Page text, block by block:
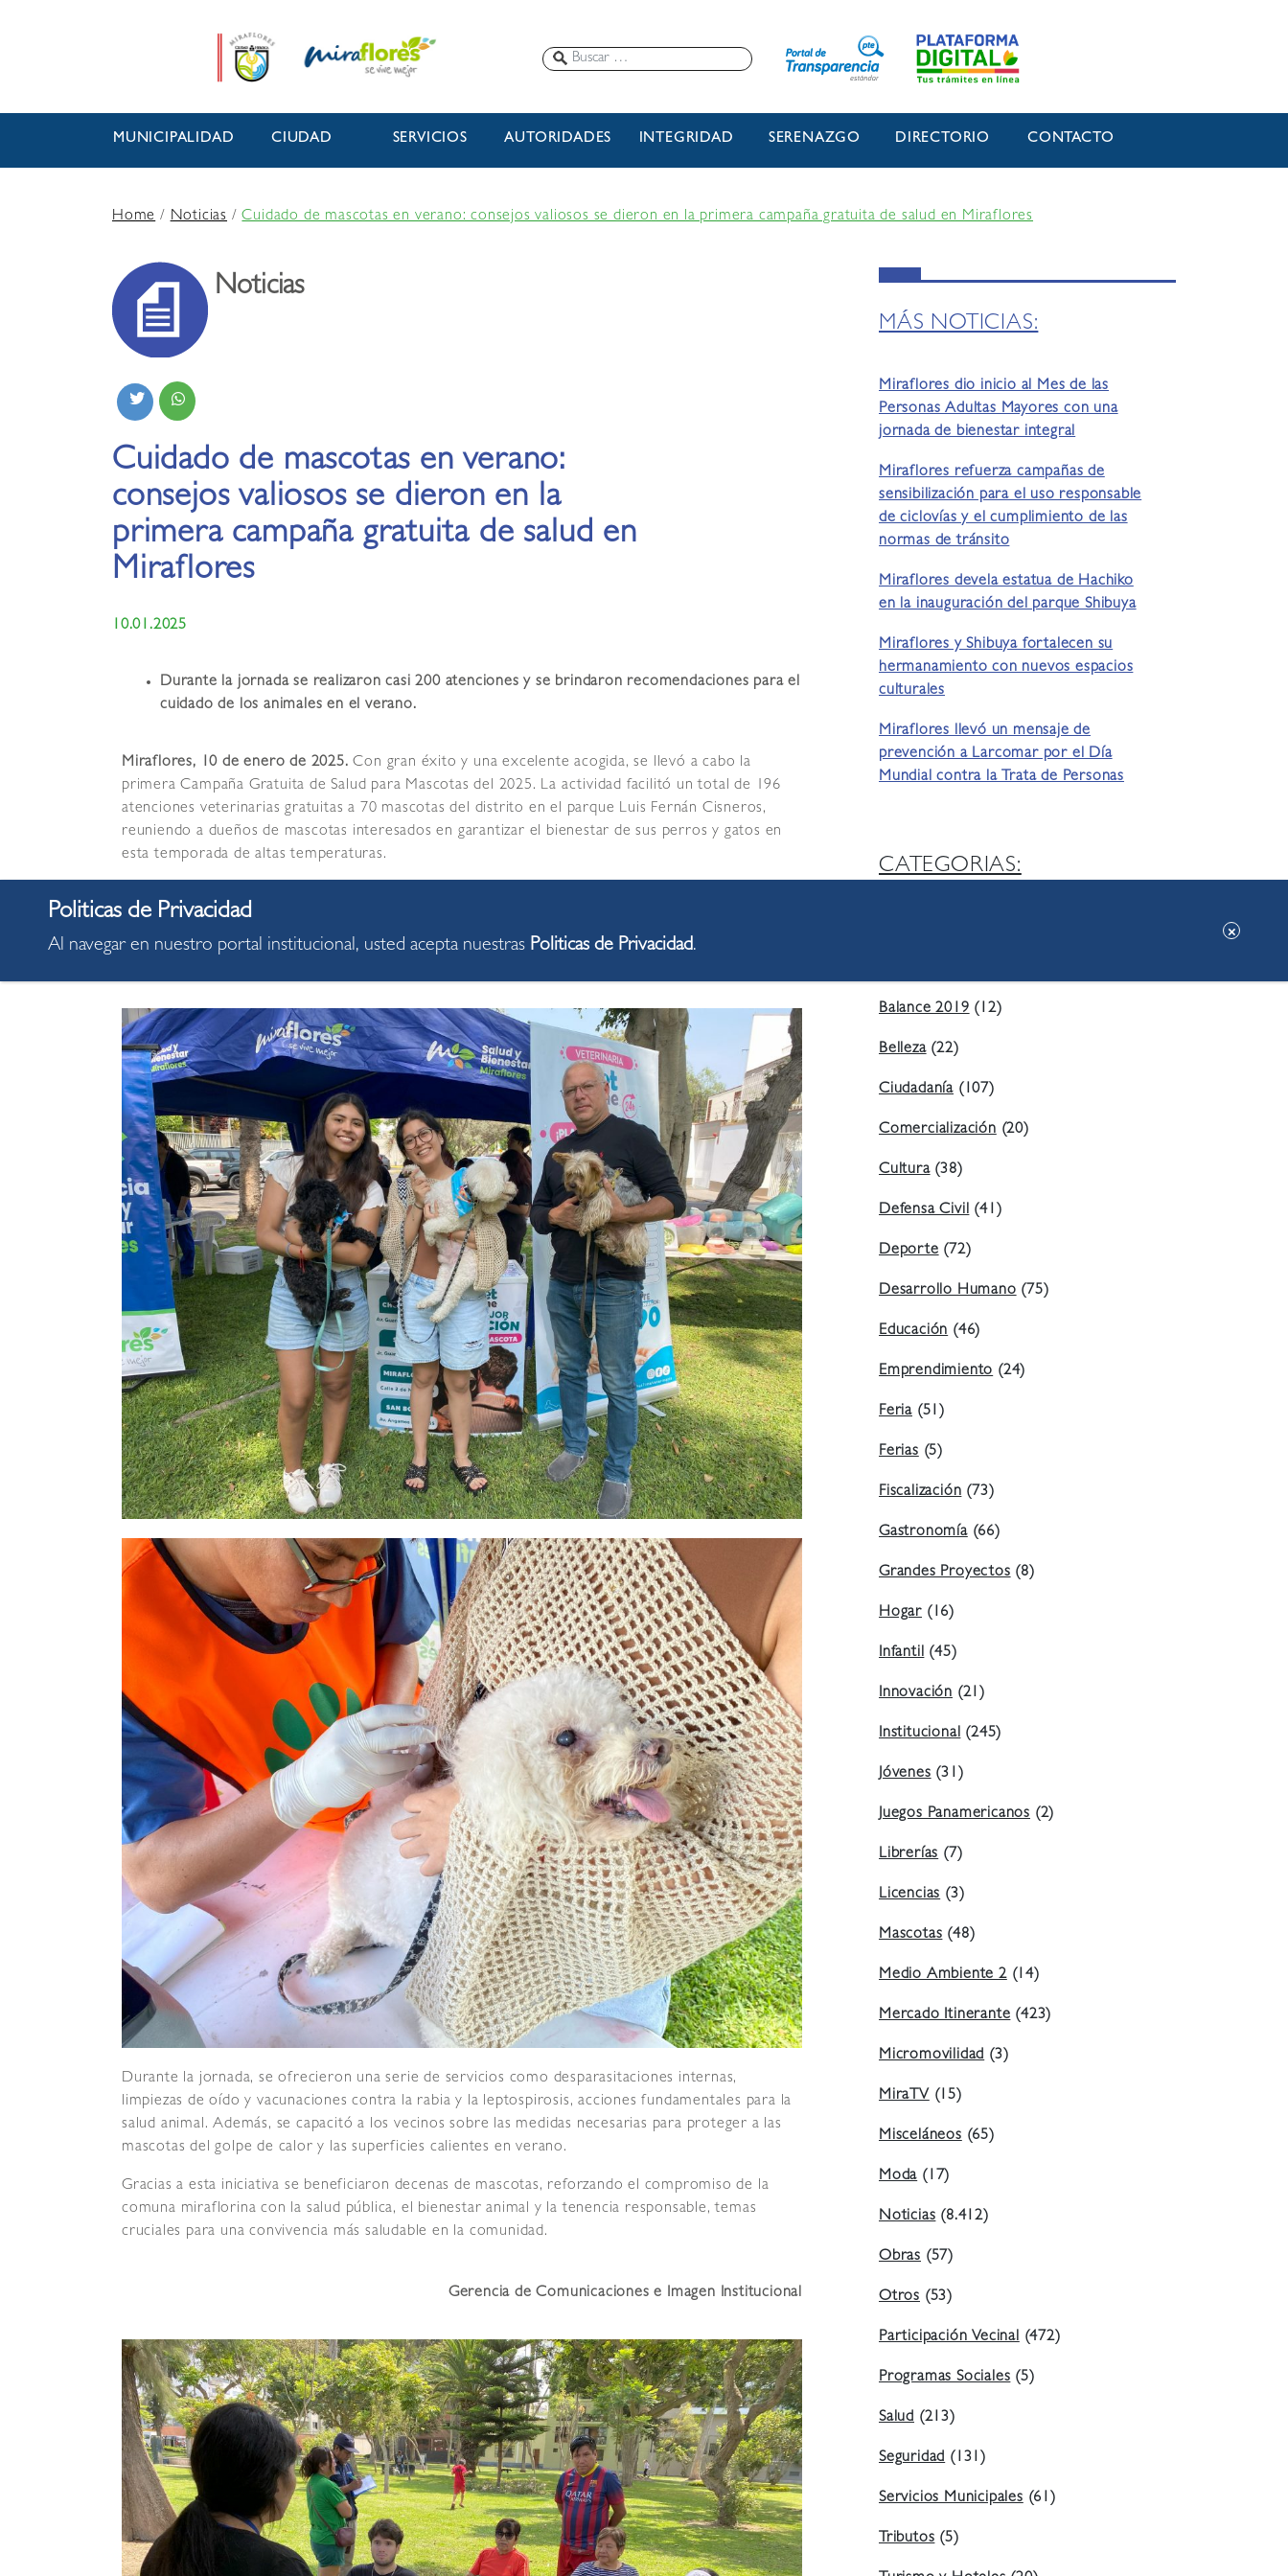
MUNICIPALIDAD CIUDAD SERVICIOS AUTORIDADES INTEGRIDAD SERENAZGO DIRECTORIO CONTACTO
Home/Noticias /Cuidado de mascotas en verano: consejos valiosos se dieron en la primera campaña gratuita de salud en Miraflores
Noticias
Cuidado de mascotas en verano:
consejos valiosos se dieron en la
primera campaña gratuita de salud en
Miraflores
10.01.2025
Durante la jornada se realizaron casi 200 atenciones y se brindaron recomendaciones para el
cuidado de los animales en el verano.
Miraflores, 10 de enero de 2025. Con gran éxito y una excelente acogida, se llevó a cabo la
primera Campaña Gratuita de Salud para Mascotas del 2025. La actividad facilitó un total de 196
atenciones veterinarias gratuitas a 70 mascotas del distrito en el parque Luis Fernán Cisneros,
reuniendo a dueños de mascotas interesados en garantizar el bienestar de sus perros y gatos en
esta temporada de altas temperaturas.
de menor brillo solar, caminar por la sombra, mantener a nuestras mascotas hidratadas y proteger
sus patitas de superficies calientes que pueden causar heridas o ampollas”, señaló la Dra. Stephany
Durante la jornada, se ofrecieron una serie de servicios como desparasitaciones internas,
limpiezas de oído y vacunaciones contra la rabia y la leptospirosis, acciones fundamentales para la
salud animal. Además, se capacitó a los vecinos sobre las medidas necesarias para proteger a las
mascotas del golpe de calor y las superficies calientes en verano.
Gracias a esta iniciativa se beneficiaron decenas de mascotas, reforzando el compromiso de la
comuna miraflorina con la salud pública, el bienestar animal y la tenencia responsable, temas
cruciales para una convivencia más saludable en la comunidad.
Gerencia de Comunicaciones e Imagen Institucional
MÁS NOTICIAS:
Miraflores dio inicio al Mes de las
Personas Adultas Mayores con una
jornada de bienestar integral
Miraflores refuerza campañas de
sensibilización para el uso responsable
de ciclovías y el cumplimiento de las
normas de tránsito
Miraflores devela estatua de Hachiko
en la inauguración del parque Shibuya
Miraflores y Shibuya fortalecen su
hermanamiento con nuevos espacios
culturales
Miraflores llevó un mensaje de
prevención a Larcomar por el Día
Mundial contra la Trata de Personas
CATEGORIAS:
Balance 2019(12)
Belleza(22)
Ciudadanía (107)
Comercialización(20)
Cultura(38)
Defensa Civil(41)
Deporte(72)
Desarrollo Humano(75)
Educación(46)
Emprendimiento(24)
Feria (51)
Ferias(5)
Fiscalización(73)
Gastronomía(66)
Grandes Proyectos(8)
Hogar (16)
Infantil(45)
Innovación (21)
Institucional(245)
Jóvenes(31)
Juegos Panamericanos (2)
Librerías(7)
Licencias(3)
Mascotas(48)
Medio Ambiente 2(14)
Mercado Itinerante(423)
Micromovilidad(3)
MiraTV(15)
Misceláneos(65)
Moda(17)
Noticias(8.412)
Obras (57)
Otros (53)
Participación Vecinal(472)
Programas Sociales(5)
Salud (213)
Seguridad(131)
Servicios Municipales(61)
Tributos(5)
Al navegar en nuestro portal institucional, usted acepta nuestras Politicas de Privacidad.